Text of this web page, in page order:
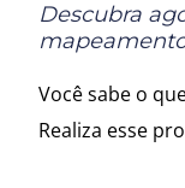
Descubra
Você sabe o
Realiza esse